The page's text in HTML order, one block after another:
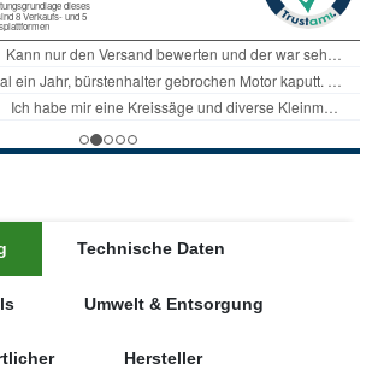
Technische Daten
Umwelt & Entsorgung
Hersteller